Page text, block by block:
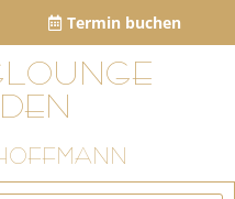
Termin buchen